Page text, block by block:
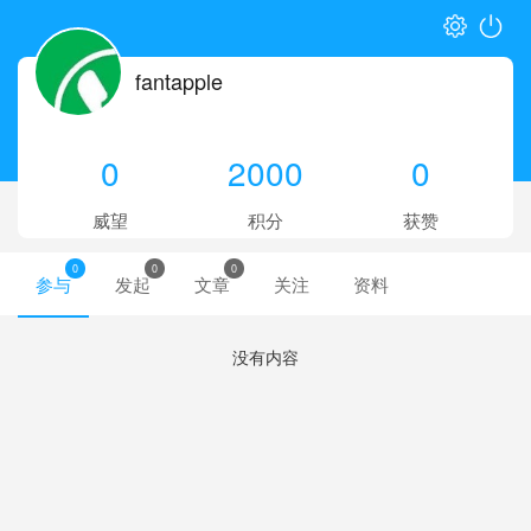
fantapple
0
威望
2000
积分
0
获赞
参与
0
发起
0
文章
0
关注 资料
没有内容